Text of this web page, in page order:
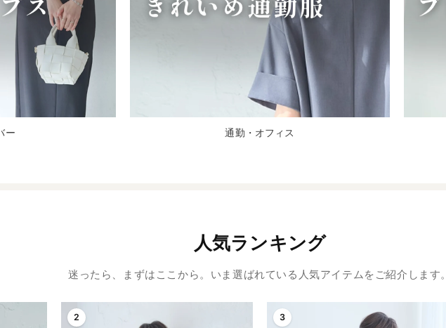
ー 通勤・オフィス
人気ランキング
迷ったら、まずはここから。いま選ばれている人気アイテムをご紹介します。
2 3